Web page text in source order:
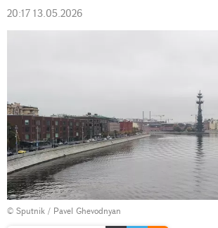
20:17 13.05.2026
© Sputnik / Pavel Ghevodnyan